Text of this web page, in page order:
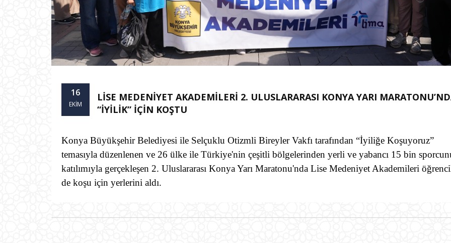
16
EKIM
LİSE MEDENİYET AKADEMİLERİ 2. ULUSLARARASI KONYA YARI
“İYİLİK” İÇİN KOŞTU
Konya Büyükşehir Belediyesi ile Selçuklu Otizmli Bireyler Vakfı tarafından “İyiliğe Koşuyoruz”
temasıyla düzenlenen ve 26 ülke ile Türkiye'nin çeşitli bölgelerinden yerli ve yabancı 15 bin
katılımıyla gerçekleşen 2. Uluslararası Konya Yarı Maratonu'nda Lise Medeniyet Akademileri
de koşu için yerlerini aldı.